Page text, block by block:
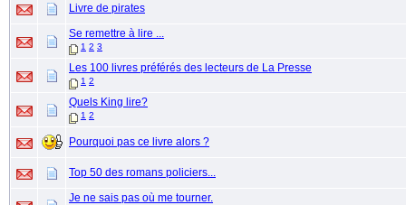
Livre de pirates
Se remettre à lire ...
1 2 3
Les 100 livres préférés des lecteurs de La Presse
1 2
Quels King lire?
1 2
Pourquoi pas ce livre alors ?
Top 50 des romans policiers...
Je ne sais pas où me tourner.